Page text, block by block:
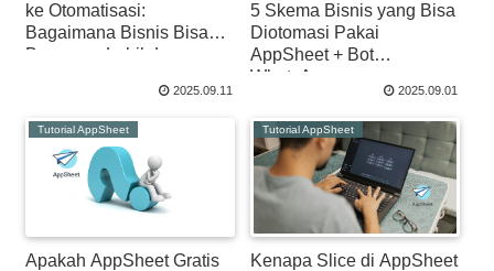
ke Otomatisasi:
Bagaimana Bisnis Bisa
Bernapas Lebih Lega
2025.09.11
5 Skema Bisnis yang Bisa
Diotomasi Pakai
AppSheet + Bot
WhatsApp
2025.09.01
Tutorial AppSheet
Apakah AppSheet Gratis
Tutorial AppSheet
Kenapa Slice di AppSheet